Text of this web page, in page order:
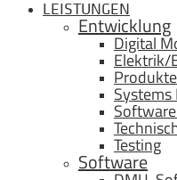
LEISTUNGEN
Entwicklung
Digital
Elektrik/
Testing
Software